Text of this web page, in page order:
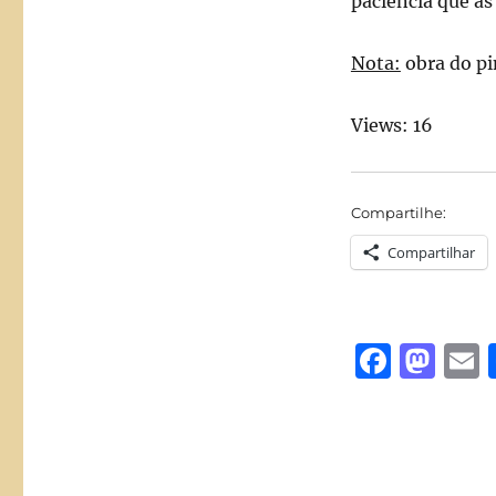
Nota: obra do
Views: 16
Compartilhe:
Compartilhar
F M